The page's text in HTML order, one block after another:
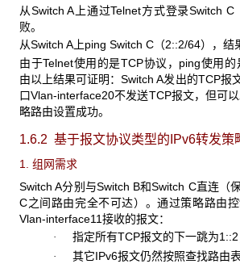
从Switch A上通过Telnet方式登录Switch
败。
从Switch A上ping Switch C（2::2/64），结
由于Telnet使用的是TCP协议，ping使用的
由以上结果可证明：Switch A发出的TCP报
口Vlan-interface20不发送TCP报文，但可
略路由设置成功。
1.6.2 基于报文协议类型的IPv6转发策
1. 组网需求
Switch A分别与Switch B和Switch C直连（
C之间路由完全不可达）。通过策略路由
Vlan-interface11接收的报文：
· 指定所有TCP报文的下一跳为1::2
· 其它IPv6报文仍然按照查找路由表